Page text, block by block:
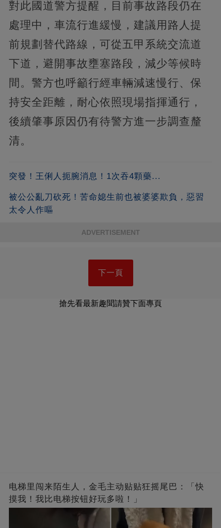
對此國道警方提醒，目前事故路段仍在
處理中，車流行進緩慢，建議用路人提
前規劃替代路線，可從五甲系統交流道
下道，避開事故壅塞路段，減少等候時
間。警方也呼籲行經車輛減速慢行、保
持安全距離，耐心依照現場指揮通行，
後續肇事原因仍有待警方進一步調查釐
清。
突發！王俐人扼腕消息！1次吞4顆藥...
被公公亂刀砍死！苦命媳生前也被婆婆欺負，惡習
太令人作嘔
ADVERTISEMENT
下一頁
搶先看最新趣聞請贊下面專頁
电梯里闯来陌生人，金毛主动贴贴狂摇尾巴：「快
摸我！我比电梯按钮好玩多啦！」